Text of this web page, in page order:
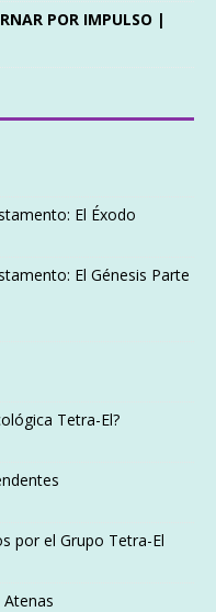
POR IMPULSO |
El Éxodo
El Génesis Parte
Tetra-El?
por el Grupo Tetra-El